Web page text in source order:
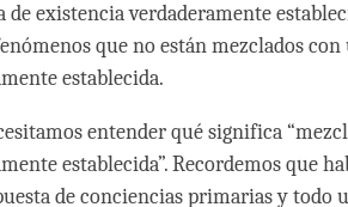
de existencia verdaderamente
que no están mezclados
establecida.
entender qué significa
establecida”. Recordemos que
de conciencias primarias y todo